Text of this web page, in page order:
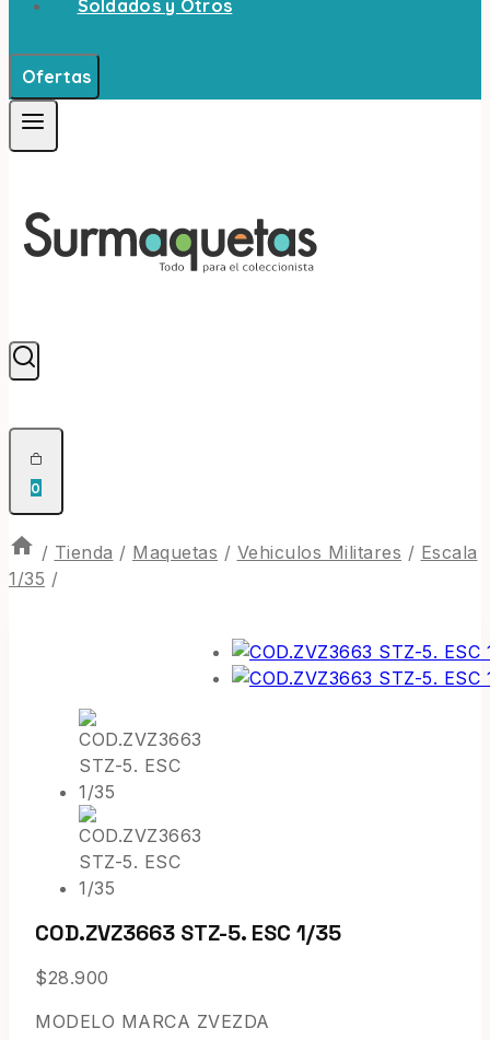
Soldados y Otros
Ofertas
0
/ Tienda / Maquetas / Vehiculos Militares / Escala
1/35 /
COD.ZVZ3663 STZ-5. ESC 1/35
$28.900
MODELO MARCA ZVEZDA